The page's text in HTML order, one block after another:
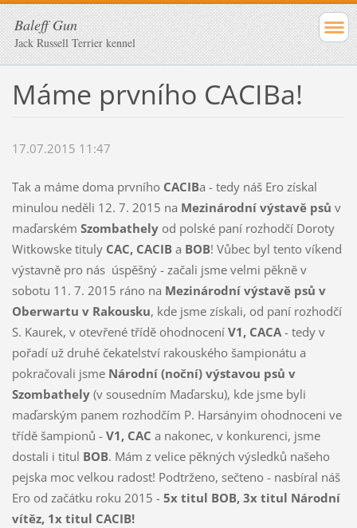
Baleff Gun
Jack Russell Terrier kennel
Máme prvního CACIBa!
17.07.2015 11:47
Tak a máme doma prvního CACIBa - tedy náš Ero získal
minulou neděli 12. 7. 2015 na Mezinárodní výstavě psů v
maďarském Szombathelyod polské paní rozhodčí Doroty
Witkowske tituly CAC, CACIBa BOB! Vůbec byl tento víkend
výstavně pro nás úspěšný - začali jsme velmi pěkně v
sobotu 11. 7. 2015 ráno na Mezinárodní výstavě psů v
Oberwartu v Rakousku, kde jsme získali, od paní rozhodčí
S. Kaurek, v otevřené třídě ohodnocení V1, CACA- tedy v
pořadí už druhé čekatelství rakouského šampionátu a
pokračovali jsme Národní (noční) výstavou psů v
Szombathely (v sousedním Maďarsku), kde jsme byli
maďarským panem rozhodčím P. Harsányim ohodnoceni ve
třídě šampionů - V1, CAC a nakonec, v konkurenci, jsme
dostali i titul BOB. Mám z velice pěkných výsledků našeho
pejska moc velkou radost! Podtrženo, sečteno - nasbíral náš
Ero od začátku roku 2015 - 5x titul BOB, 3x titul Národní
vítěz, 1x titul CACIB!